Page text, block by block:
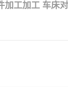
加工加工 车床